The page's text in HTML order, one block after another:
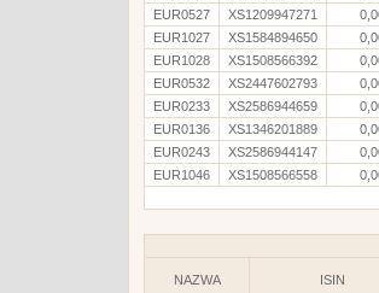
EUR0527
XS1209947271
EUR1027
XS1584894650
EUR1028
XS1508566392
EUR0532
XS2447602793
EUR0233
XS2586944659
EUR0136
XS1346201889
EUR0243
XS2586944147
EUR1046
XS1508566558
NAZWA ISIN